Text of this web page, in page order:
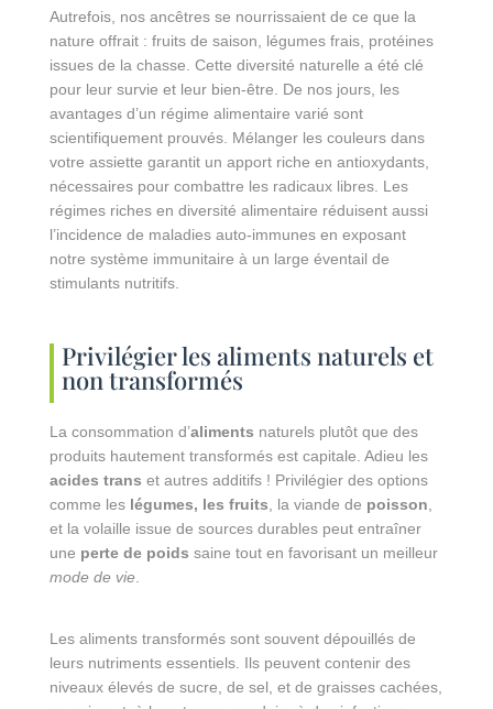
Autrefois, nos ancêtres se nourrissaient de ce que la
nature offrait : fruits de saison, légumes frais, protéines
issues de la chasse. Cette diversité naturelle a été clé
pour leur survie et leur bien-être. De nos jours, les
avantages d’un régime alimentaire varié sont
scientifiquement prouvés. Mélanger les couleurs dans
votre assiette garantit un apport riche en antioxydants,
nécessaires pour combattre les radicaux libres. Les
régimes riches en diversité alimentaire réduisent aussi
l’incidence de maladies auto-immunes en exposant
notre système immunitaire à un large éventail de
stimulants nutritifs.
Privilégier les aliments naturels et
non transformés
La consommation d’aliments naturels plutôt que des
produits hautement transformés est capitale. Adieu les
acides trans et autres additifs ! Privilégier des options
comme les légumes, les fruits , la viande de poisson
et la volaille issue de sources durables peut entraîner
une perte de poids saine tout en favorisant un meilleur
mode de vie.
Les aliments transformés sont souvent dépouillés de
leurs nutriments essentiels. Ils peuvent contenir des
niveaux élevés de sucre, de sel, et de graisses cachées,